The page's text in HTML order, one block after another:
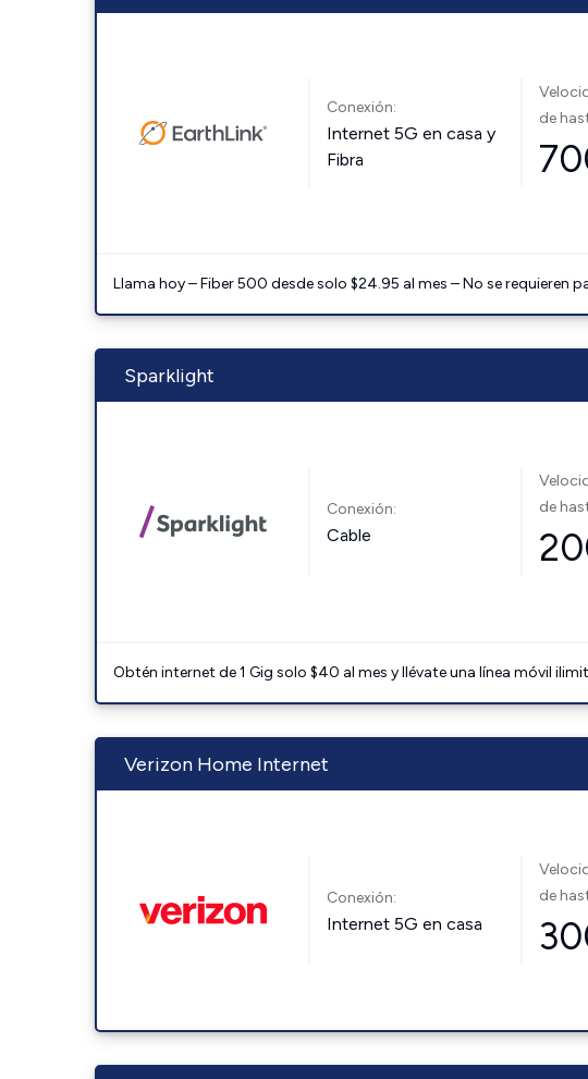
Conexión:
Internet 5G en casa y
Fibra
de
Llama hoy – Fiber 500 desde solo $24.95 al mes – No se
Sparklight
Conexión:
Cable
de
Obtén internet de 1 Gig solo $40 al mes y llévate una línea móvil
Verizon Home Internet
Conexión:
Internet 5G en casa
de